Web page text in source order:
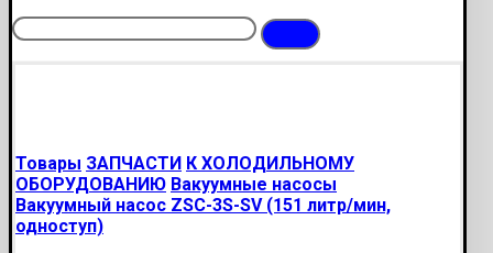
Товары ЗАПЧАСТИ К ХОЛОДИЛЬНОМУ
ОБОРУДОВАНИЮ Вакуумные насосы
Вакуумный насос ZSC-3S-SV (151 литр/мин,
одноступ)